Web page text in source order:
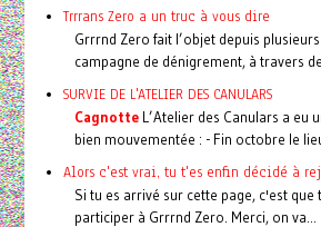
Trrrans Zero a un truc à vous dire
Grrrnd Zero fait l’objet depuis
campagne de dénigrement, à travers
SURVIE DE L'ATELIER DES CANULARS
CagnotteL’Atelier des Canulars a eu
bien mouvementée : - Fin octobre le lieu
Alors c'est vrai, tu t'es enfin décidé à
Si tu es arrivé sur cette page, c'est que
participer à Grrrnd Zero. Merci, on va...